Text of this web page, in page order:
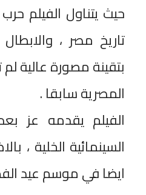
حيث يتناول الفيلم
تاريخ مصر ،
بتقينة مصورة عالية
المصرية سابقا .
الفيلم يقدمه عز
السينمائية الخلية ،
ايضا في موسم عيد